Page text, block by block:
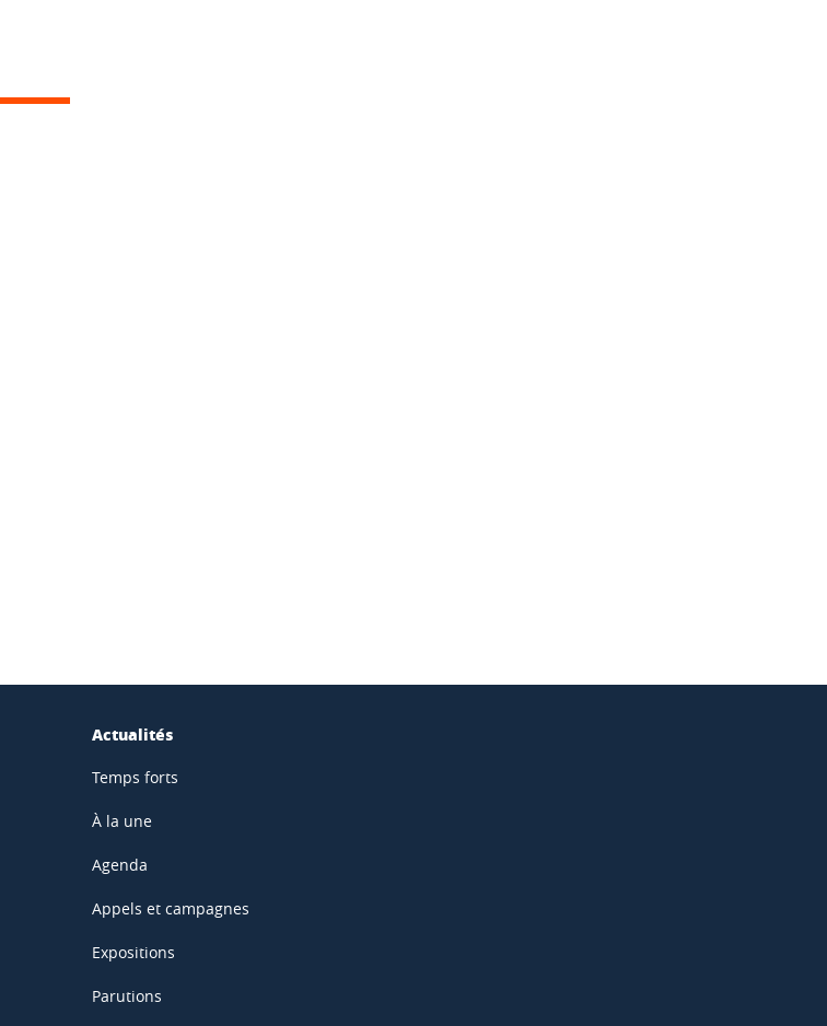
Actualités
Temps forts
À la une
Agenda
Appels et campagnes
Expositions
Parutions